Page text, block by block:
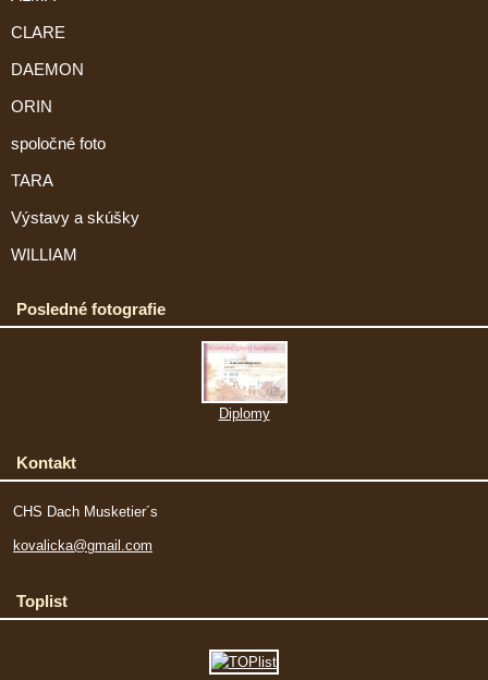
CLARE
DAEMON
ORIN
spoločné foto
TARA
Výstavy a skúšky
WILLIAM
Posledné fotografie
Diplomy
Kontakt
CHS Dach Musketier´s
kovalicka@gmail.com
Toplist